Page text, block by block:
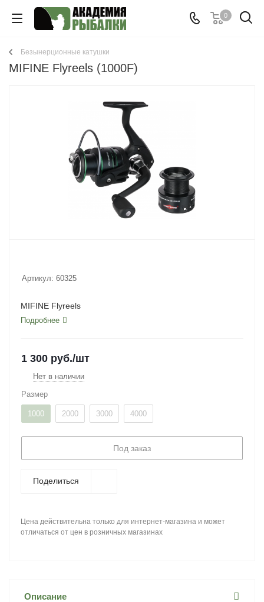
0
Безынерционные катушки
MIFINE Flyreels (1000F)
Артикул: 60325
MIFINE Flyreels
Подробнее
1 300 руб./шт
Нет в наличии
Размер
1000 2000 3000 4000
Под заказ
Поделиться
Цена действительна только для интернет-магазина и может
отличаться от цен в розничных магазинах
Описание